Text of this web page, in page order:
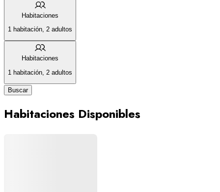
Habitaciones
1 habitación, 2 adultos
Habitaciones
1 habitación, 2 adultos
Buscar
Habitaciones Disponibles